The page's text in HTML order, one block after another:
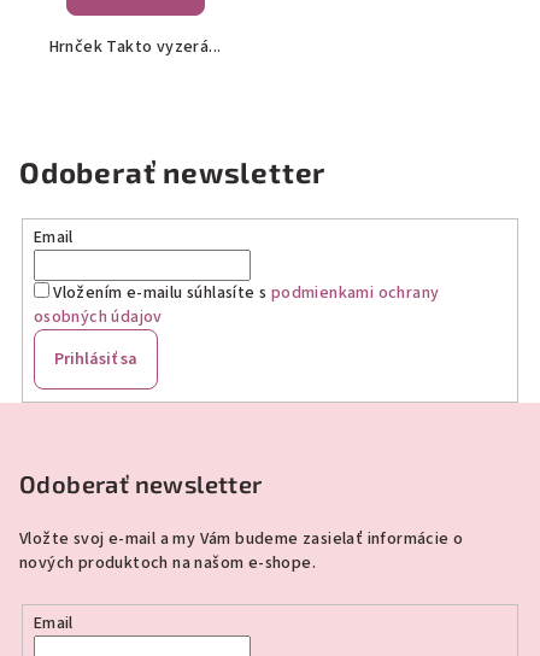
Hrnček Takto vyzerá...
Odoberať newsletter
Email
Vložením e-mailu súhlasíte s podmienkami ochrany
osobných údajov
Prihlásiť sa
Odoberať newsletter
Vložte svoj e-mail a my Vám budeme zasielať informácie o
nových produktoch na našom e-shope.
Email